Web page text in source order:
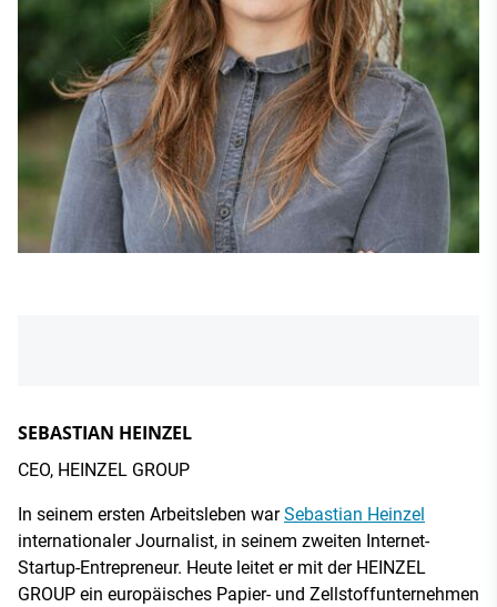
SEBASTIAN HEINZEL
CEO, HEINZEL GROUP
In seinem ersten Arbeitsleben warSebastian Heinzel
internationaler Journalist, in seinem zweiten Internet-
Startup-Entrepreneur. Heute leitet er mit der HEINZEL
GROUP ein europäisches Papier- und Zellstoffunternehmen